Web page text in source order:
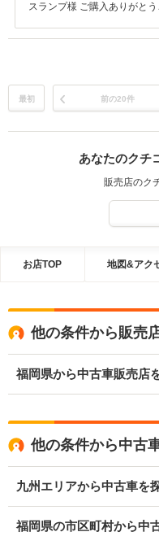
スランプ様 ご購入ありがと
最初 前の20件
あなたのクチ
販売店のク
お店TOP 地図&アク
他の条件から販売
福岡県から中古車販売店
他の条件から中古
九州エリアから中古車を
福岡県の市区町村から中